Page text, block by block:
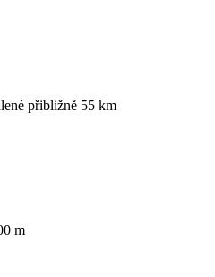
přibližně 55 km
m